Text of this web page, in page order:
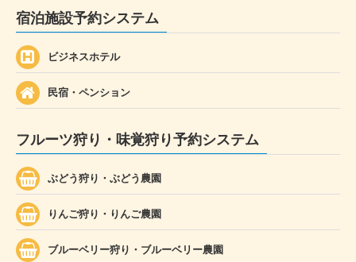
宿泊施設予約システム
ビジネスホテル
民宿・ペンション
フルーツ狩り・味覚狩り予約システム
ぶどう狩り・ぶどう農園
りんご狩り・りんご農園
ブルーベリー狩り・ブルーベリー農園